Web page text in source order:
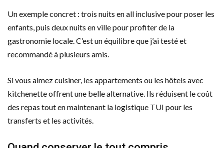
Un exemple concret : trois nuits en all inclusive pour poser les
enfants, puis deux nuits en ville pour profiter de la
gastronomie locale. C’est un équilibre que j’ai testé et
recommandé à plusieurs amis.
Si vous aimez cuisiner, les appartements ou les hôtels avec
kitchenette offrent une belle alternative. Ils réduisent le coût
des repas tout en maintenant la logistique TUI pour les
transferts et les activités.